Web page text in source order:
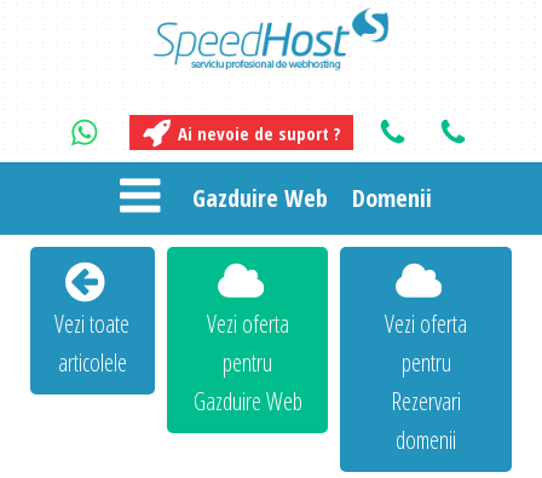
Ai nevoie de suport ?
Gazduire Web Domenii
Vezi toate
articolele
Vezi oferta
pentru
Gazduire Web
Vezi oferta
pentru
Rezervari
domenii